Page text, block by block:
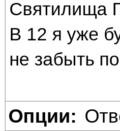
Святилища
В 12 я уже
не забыть
Опции: